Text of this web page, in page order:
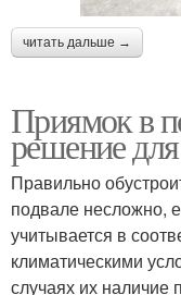
читать дальше →
Приямок в
решение
Правильно
подвале несложно,
учитывается в
климатическими
случаях их наличие